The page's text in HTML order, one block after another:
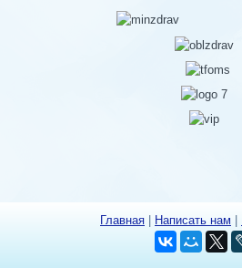
Главная Написать нам